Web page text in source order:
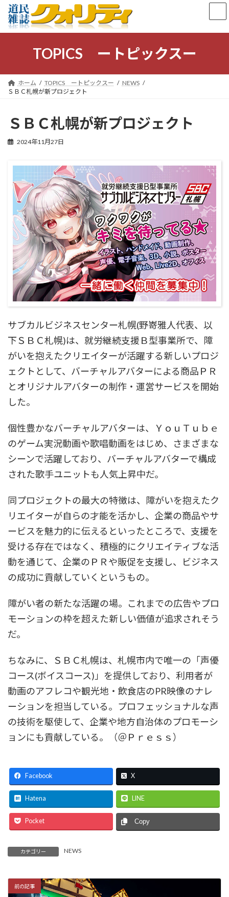
ン
キ
ー
に
TOPICS ートピックスー
ホーム TOPICS ートピックスー
NEWS
ＳＢＣ札幌が新プロジェクト
ＳＢＣ札幌が新プロジェクト
2024年11月27日
サブカルビジネスセンター札幌(野嵜雅人代表、以
下ＳＢＣ札幌)は、就労継続支援Ｂ型事業所で、障
がいを抱えたクリエイターが活躍する新しいプロジ
ェクトとして、バーチャルアバターによる商品ＰＲ
とオリジナルアバターの制作・運営サービスを開始
した。
個性豊かなバーチャルアバターは、ＹｏｕＴｕｂｅ
のゲーム実況動画や歌唱動画をはじめ、さまざまな
シーンで活躍しており、バーチャルアバターで構成
された歌手ユニットも人気上昇中だ。
同プロジェクトの最大の特徴は、障がいを抱えたク
リエイターが自らの才能を活かし、企業の商品やサ
ービスを魅力的に伝えるといったところで、支援を
受ける存在ではなく、積極的にクリエイティブな活
動を通じて、企業のＰＲや販促を支援し、ビジネス
の成功に貢献していくというもの。
障がい者の新たな活躍の場。これまでの広告やプロ
モーションの枠を超えた新しい価値が追求されそう
だ。
ちなみに、ＳＢＣ札幌は、札幌市内で唯一の「声優
コース(ボイスコース)」を提供しており、利用者が
動画のアフレコや観光地・飲食店のPR映像のナレ
ーションを担当している。プロフェッショナルな声
の技術を駆使して、企業や地方自治体のプロモーシ
ョンにも貢献している。（＠Ｐｒｅｓｓ）
Facebook X
Hatena LINE
Pocket Copy
カテゴリー NEWS
前の記事